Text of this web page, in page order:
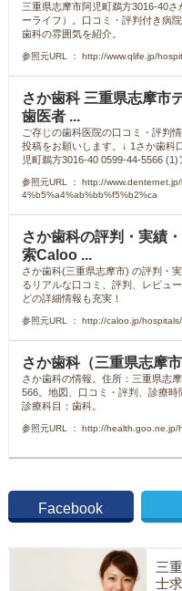
三重県志摩市阿児町鵜方3016-40
ーライフ）。口コミ・評判付き病
歯科の雰囲気を紹介。
参照元URL ： http://www.qlife.jp/
さか歯科 三重県志摩市
歯医者 ...
ご存じの歯科医院の口コミ・評判
投稿をお願いします。↓ 1さか歯科
児町鵜方3016-40 0599-44-5566
参照元URL ： http://
4%b5%a4%ab%bb%f5%b2%ca
さか歯科の評判・実績
索Caloo ...
さか歯科(三重県志摩市) の評判・
るリアルな口コミ、評判、レビュ
どの詳細情報も充実！
参照元URL ： http://caloo.jp/
さか歯科（三重県志摩
さか歯科の情報。住所：三重県志
566。地図、口コミ・評判、診療時
診療科目：歯科。
参照元URL ： http://health.goo.ne.jp/
Facebook
三
士